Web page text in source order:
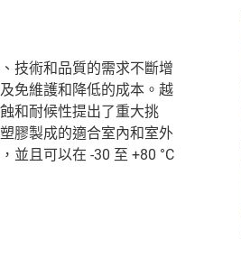
技術和品質的需求不斷增
免維護和降低的成本。越
和耐候性提出了重大挑
膠製成的適合室內和室外
並且可以在 -30 至 +80 °C